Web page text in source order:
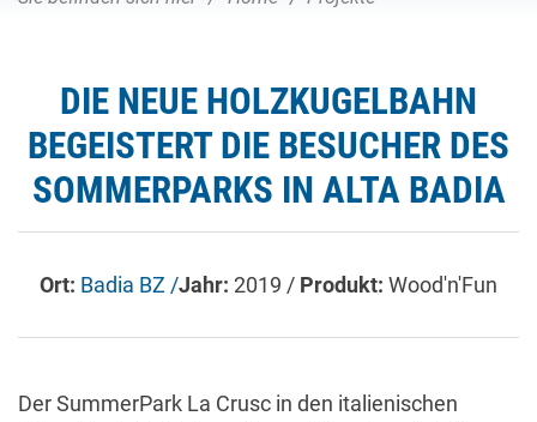
DIE NEUE HOLZKUGELBAHN
BEGEISTERT DIE BESUCHER DES
SOMMERPARKS IN ALTA BADIA
Ort: Badia BZ /Jahr: 2019 / Produkt: Wood'n'Fun
Der SummerPark La Crusc in den italienischen